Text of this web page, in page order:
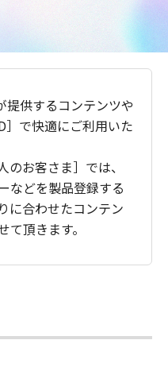
提供するコンテンツや
］で快適にご利用いた
お客さま］では、
などを製品登録する
に合わせたコンテン
頂きます。